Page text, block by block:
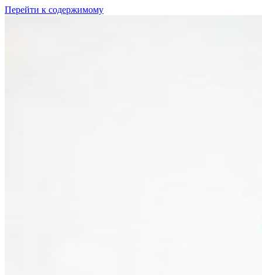
Перейти к содержимому